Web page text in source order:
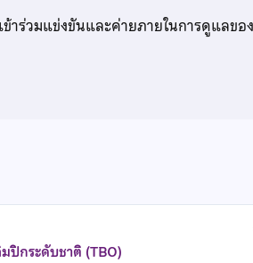
าร่วมแข่งขันและค่ายภายในการดูแลข
ปิกระดับชาติ (TBO)